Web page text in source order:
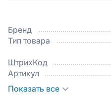
Бренд
Тип товара
ШтрихКод
Артикул
Показать все